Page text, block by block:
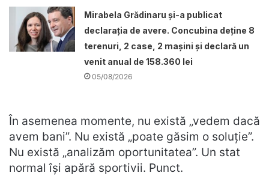
Mirabela Grădinaru și-a publicat
declarația de avere. Concubina deține 8
terenuri, 2 case, 2 mașini și declară un
venit anual de 158.360 lei
05/08/2026
În asemenea momente, nu există „vedem dacă
avem bani”. Nu există „poate găsim o soluție”.
Nu există „analizăm oportunitatea”. Un stat
normal își apără sportivii. Punct.